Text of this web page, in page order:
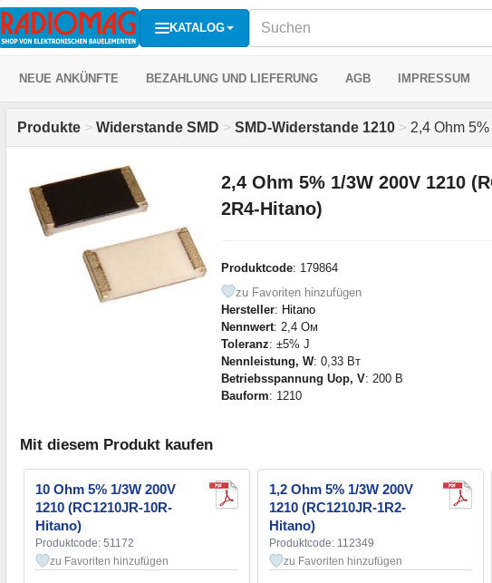
KATALOG
NEUE ANKÜNFTE BEZAHLUNG UND LIEFERUNG AGB IMPRESSUM
Produkte > Widerstande SMD > SMD-Widerstande 1210 > 2,4 Ohm
2,4 Ohm 5% 1/3W 200V 1210
2R4-Hitano)
Produktcode: 179864
zu Favoriten hinzufügen
Hersteller: Hitano
Nennwert: 2,4 Ом
Toleranz: ±5% J
Nennleistung, W: 0,33 Вт
Betriebsspannung Uop, V: 200 В
Bauform: 1210
Mit diesem Produkt kaufen
10 Ohm 5% 1/3W 200V
1210 (RC1210JR-10R-
Hitano)
Produktcode: 51172
zu Favoriten hinzufügen
1,2 Ohm 5% 1/3W 200V
1210 (RC1210JR-1R2-
Hitano)
Produktcode: 112349
zu Favoriten hinzufügen